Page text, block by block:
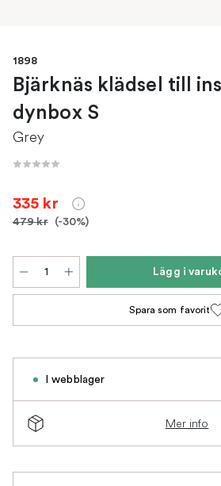
1898
Bjärknäs klädsel till
dynbox S
Grey
335 kr
479 kr (-30%)
Lägg i
Spara som favorit
I webblager
Mer info